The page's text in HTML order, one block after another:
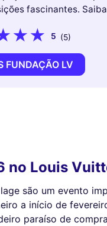
fascinantes.
5 (5)
FUNDAÇÃO LV
no Louis
são um evento
a início de
paraíso de